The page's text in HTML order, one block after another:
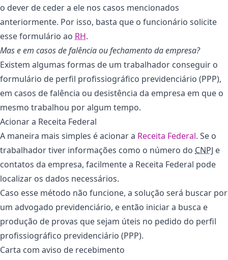
o dever de ceder a ele nos casos mencionados
anteriormente. Por isso, basta que o funcionário solicite
esse formulário ao RH.
Mas e em casos de falência ou fechamento da empresa?
Existem algumas formas de um trabalhador conseguir o
formulário de perfil profissiográfico previdenciário (PPP),
em casos de falência ou desistência da empresa em que o
mesmo trabalhou por algum tempo.
Acionar a Receita Federal
A maneira mais simples é acionar a Receita Federal. Se o
trabalhador tiver informações como o número do CNPJ e
contatos da empresa, facilmente a Receita Federal pode
localizar os dados necessários.
Caso esse método não funcione, a solução será buscar por
um advogado previdenciário, e então iniciar a busca e
produção de provas que sejam úteis no pedido do perfil
profissiográfico previdenciário (PPP).
Carta com aviso de recebimento